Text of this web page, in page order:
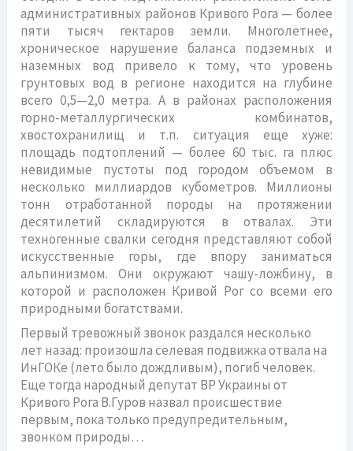
административных районов Кривого Рога — более
пяти тысяч гектаров земли. Многолетнее,
хроническое нарушение баланса подземных и
наземных вод привело к тому, что уровень
грунтовых вод в регионе находится на глубине
всего 0,5—2,0 метра. А в районах расположения
горно-металлургических комбинатов,
хвостохранилищ и т.п. ситуация еще хуже:
площадь подтоплений — более 60 тыс. га плюс
невидимые пустоты под городом объемом в
несколько миллиардов кубометров. Миллионы
тонн отработанной породы на протяжении
десятилетий складируются в отвалах. Эти
техногенные свалки сегодня представляют собой
искусственные горы, где впору заниматься
альпинизмом. Они окружают чашу-ложбину, в
которой и расположен Кривой Рог со всеми его
природными богатствами.
Первый тревожный звонок раздался несколько
лет назад: произошла селевая подвижка отвала на
ИнГОКе (лето было дождливым), погиб человек.
Еще тогда народный депутат ВР Украины от
Кривого Рога В.Гуров назвал происшествие
первым, пока только предупредительным,
звонком природы…